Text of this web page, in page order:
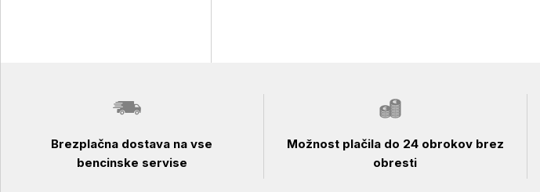
Brezplačna dostava na vse
bencinske servise
Možnost plačila do 24 obrokov brez
obresti